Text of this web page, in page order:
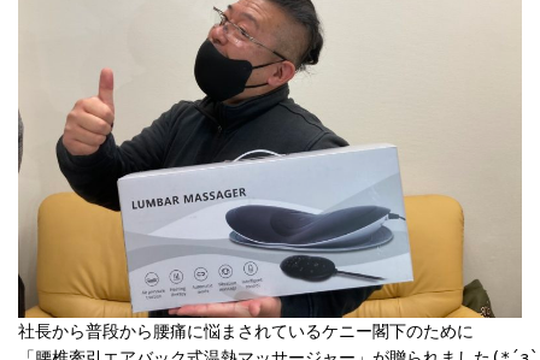
社長から普段から腰痛に悩まされているケニー閣下のために